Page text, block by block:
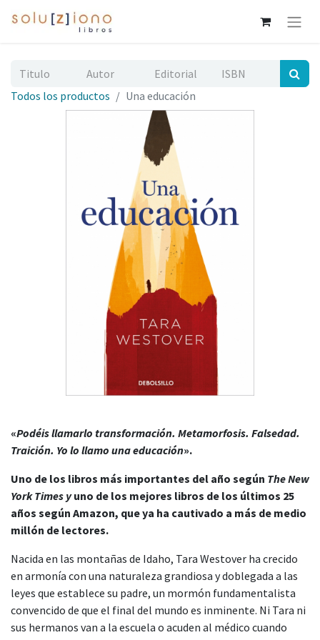
Todos los productos Una educación
«Podéis llamarlo transformación. Metamorfosis. Falsedad.
Traición. Yo lo llamo una educación».
Uno de los libros más importantes del año según The New
York Times yuno de los mejores libros de los últimos 25
años según Amazon, que ya ha cautivado a más de medio
millón de lectores.
Nacida en las montañas de Idaho, Tara Westover ha crecido
en armonía con una naturaleza grandiosa y doblegada a las
leyes que establece su padre, un mormón fundamentalista
convencido de que el final del mundo es inminente. Ni Tara ni
sus hermanos van a la escuela o acuden al médico cuando